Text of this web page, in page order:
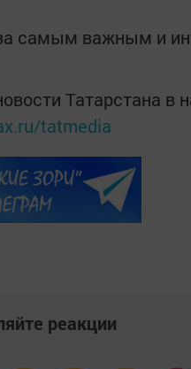
самым важным и
Татарстана
tatmedia
реакции